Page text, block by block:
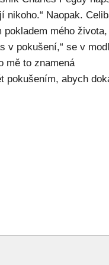
nikoho.“ Naopak.
mého života,
v pokušení,“ se v
mě to znamená
pokušením, abych